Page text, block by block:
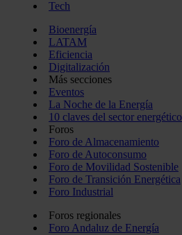
Tech
Bioenergía
LATAM
Eficiencia
Digitalización
Más secciones
Eventos
La Noche de la Energía
10 claves del sector energético
Foros
Foro de Almacenamiento
Foro de Autoconsumo
Foro de Movilidad Sostenible
Foro de Transición Energética
Foro Industrial
Foros regionales
Foro Andaluz de Energía